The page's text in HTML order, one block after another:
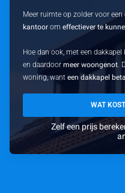
Meer ruimte op zolder voor een
kantoor omeffectiever te
Hoe dan ook, met een
en daardoormeer woongenot.
woning, wanteen dakkapel
WAT
Zelf een prijs